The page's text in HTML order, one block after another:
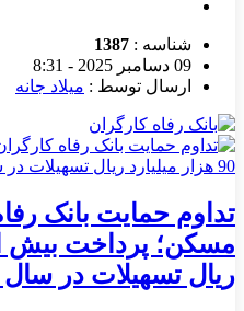
شناسه : 1387
09 دسامبر 2025 - 8:31
ارسال توسط : میلاد جانه
تداوم حمایت بانک
ریال تسهیلات در